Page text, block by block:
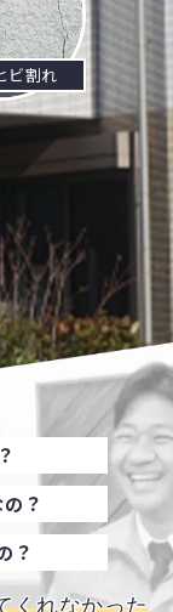
ビ割れ
？
？
くれなかった